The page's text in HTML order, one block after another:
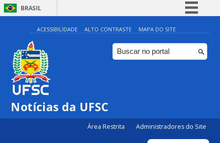
BRASIL
Simplifique!
Comunica BR
Participe
ACESSIBILIDADE ALTO CONTRASTE MAPA DO SITE
Notícias da UFSC
Área Restrita Administradores do Site